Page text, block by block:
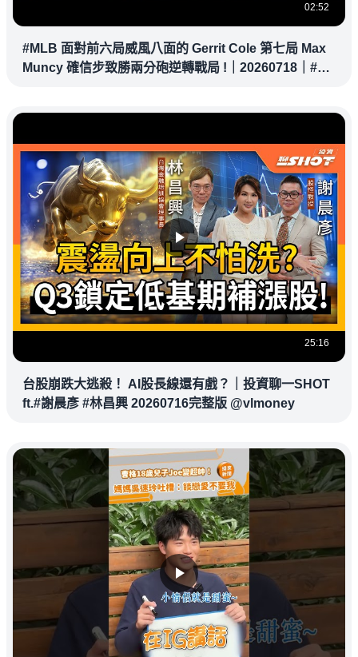
02:52
#MLB 面對前六局威風八面的 Gerrit Cole 第七局 Max
Muncy 確信步致勝兩分砲逆轉戰局 !｜20260718｜#洛
25:16
台股崩跌大逃殺！ AI股長線還有戲？｜投資聊一SHOT
ft.#謝晨彥 #林昌興 20260716完整版 @vlmoney